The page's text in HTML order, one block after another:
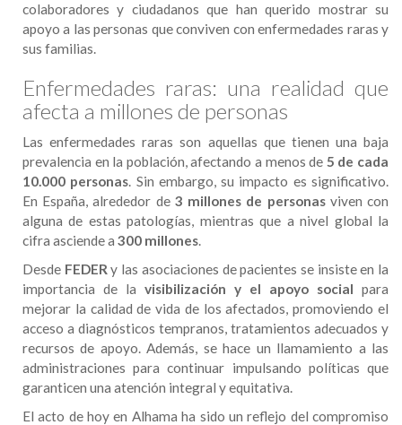
colaboradores y ciudadanos que han querido mostrar su
apoyo a las personas que conviven con enfermedades raras y
sus familias.
Enfermedades raras: una realidad que
afecta a millones de personas
Las enfermedades raras son aquellas que tienen una baja
prevalencia en la población, afectando a menos de 5 de cada
10.000 personas. Sin embargo, su impacto es significativo.
En España, alrededor de 3 millones de personasviven con
alguna de estas patologías, mientras que a nivel global la
cifra asciende a 300 millones.
Desde FEDER y las asociaciones de pacientes se insiste en la
importancia de la visibilización y el apoyo social para
mejorar la calidad de vida de los afectados, promoviendo el
acceso a diagnósticos tempranos, tratamientos adecuados y
recursos de apoyo. Además, se hace un llamamiento a las
administraciones para continuar impulsando políticas que
garanticen una atención integral y equitativa.
El acto de hoy en Alhama ha sido un reflejo del compromiso